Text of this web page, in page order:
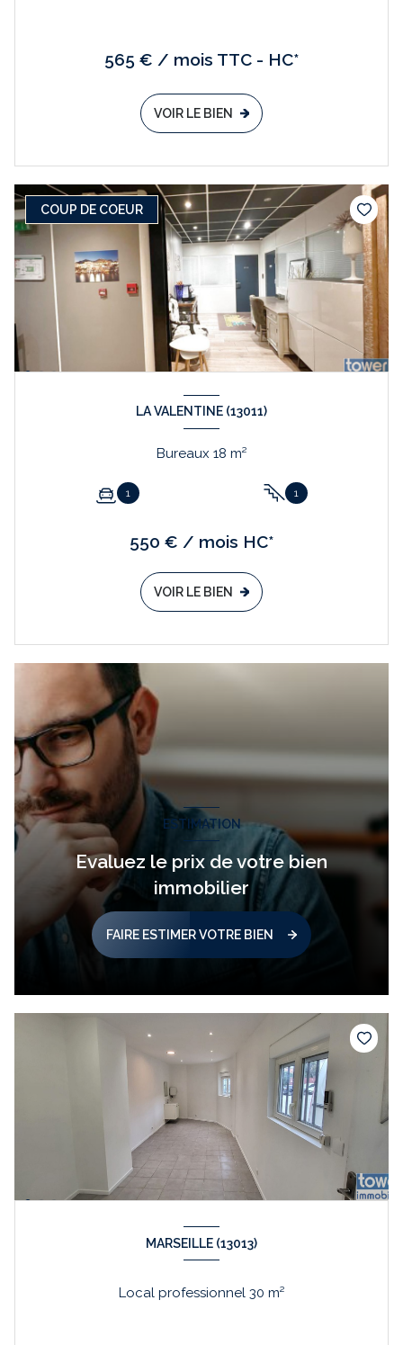
565 € / mois TTC - HC*
VOIR LE BIEN
COUP DE COEUR
LA VALENTINE (13011)
Bureaux 18 m²
1 1
550 € / mois HC*
VOIR LE BIEN
ESTIMATION
Evaluez le prix de votre bien
immobilier
FAIRE ESTIMER VOTRE BIEN
MARSEILLE (13013)
Local professionnel 30 m²